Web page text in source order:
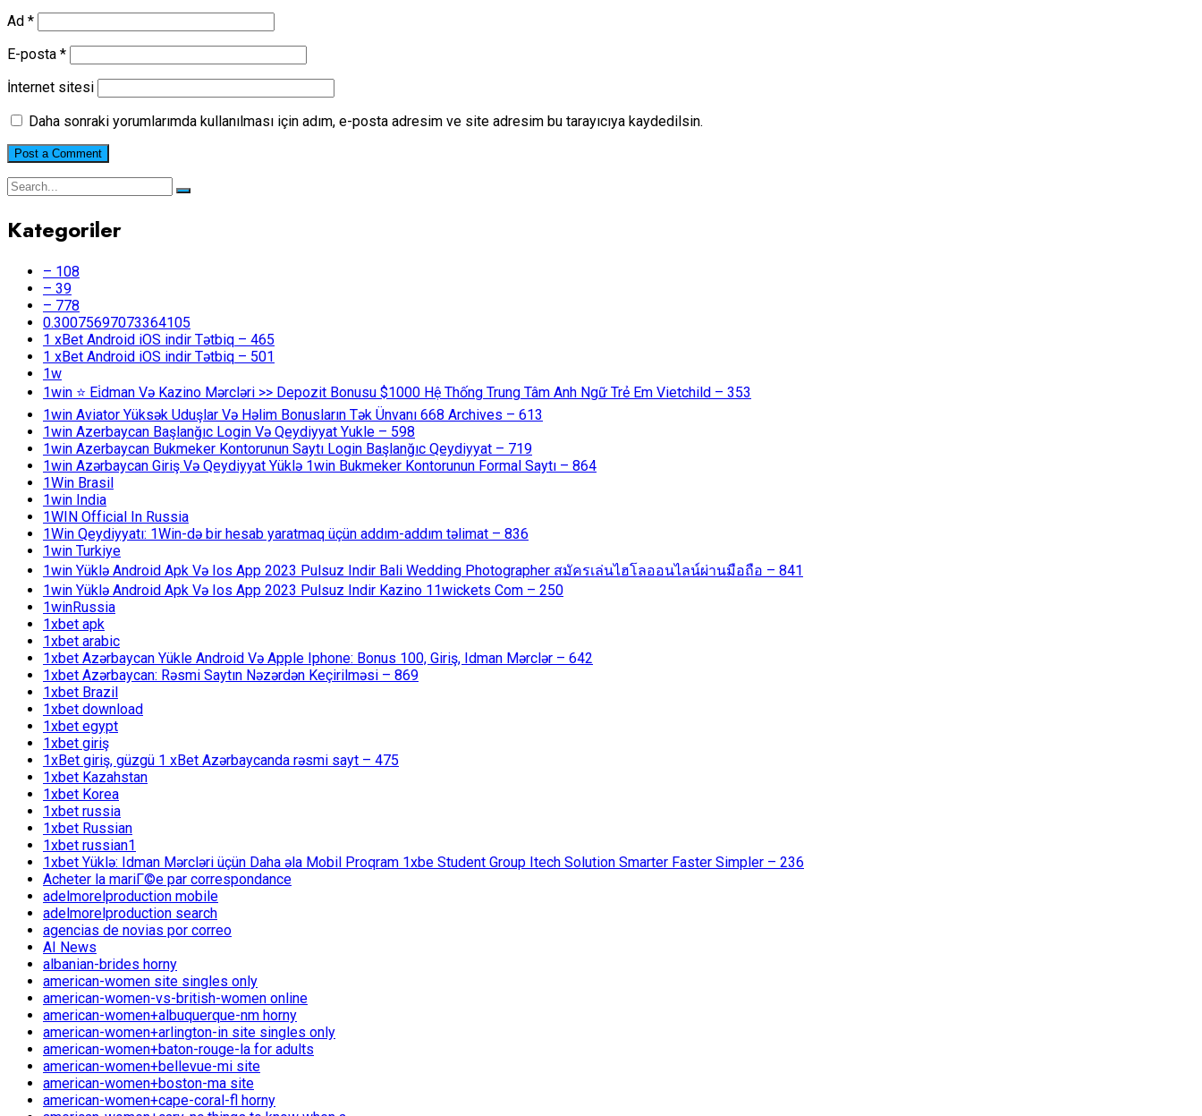
Ad *
E-posta *
İnternet sitesi
Daha sonraki yorumlarımda kullanılması için adım, e-posta adresim ve site adresim bu tarayıcıya kaydedilsin.
Kategoriler
– 108
– 39
– 778
0.30075697073364105
1 xBet Android iOS indir Tətbiq – 465
1 xBet Android iOS indir Tətbiq – 501
1w
1win ⭐ Ei̇dman Və Kazino Mərcləri >> Depozit Bonusu $1000 Hệ Thống Trung Tâm Anh Ngữ Trẻ Em Vietchild – 353
1win Aviator Yüksək Uduşlar Və Həlim Bonusların Tək Ünvanı 668 Archives – 613
1win Azerbaycan Başlanğıc Login Və Qeydiyyat Yukle – 598
1win Azerbaycan Bukmeker Kontorunun Saytı Login Başlanğıc Qeydiyyat – 719
1win Azərbaycan Giriş Və Qeydiyyat Yüklə 1win Bukmeker Kontorunun Formal Saytı – 864
1Win Brasil
1win India
1WIN Official In Russia
1Win Qeydiyyatı: 1Win-də bir hesab yaratmaq üçün addım-addım təlimat – 836
1win Turkiye
1win Yüklə Android Apk Və Ios App 2023 Pulsuz Indir Bali Wedding Photographer สมัครเล่นไฮโลออนไลน์ผ่านมือถือ – 841
1win Yüklə Android Apk Və Ios App 2023 Pulsuz Indir Kazino 11wickets Com – 250
1winRussia
1xbet apk
1xbet arabic
1xbet Azərbaycan Yükle Android Və Apple Iphone: Bonus 100, Giriş, Idman Mərclər – 642
1xbet Azərbaycan: Rəsmi Saytın Nəzərdən Keçirilməsi – 869
1xbet Brazil
1xbet download
1xbet egypt
1xbet giriş
1xBet giriş, güzgü 1 xBet Azərbaycanda rəsmi sayt – 475
1xbet Kazahstan
1xbet Korea
1xbet russia
1xbet Russian
1xbet russian1
1xbet Yüklə: Idman Mərcləri üçün Daha əla Mobil Proqram 1xbe Student Group Itech Solution Smarter Faster Simpler – 236
Acheter la mariГ©e par correspondance
adelmorelproduction mobile
adelmorelproduction search
agencias de novias por correo
AI News
albanian-brides horny
american-women site singles only
american-women-vs-british-women online
american-women+albuquerque-nm horny
american-women+arlington-in site singles only
american-women+baton-rouge-la for adults
american-women+bellevue-mi site
american-women+boston-ma site
american-women+cape-coral-fl horny